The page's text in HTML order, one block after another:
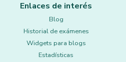
Enlaces de interés
Blog
Historial de exámenes
Widgets para blogs
Estadísticas